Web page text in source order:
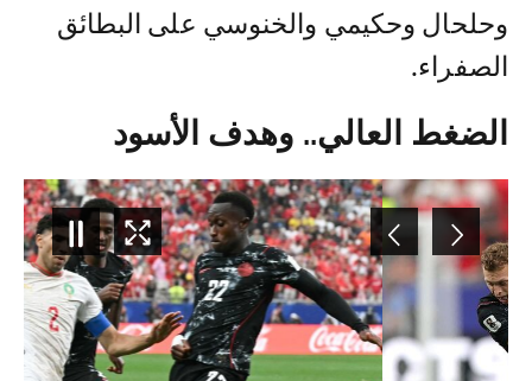
وحلحال وحكيمي والخنوسي على البطائق
الصفراء.
الضغط العالي.. وهدف الأسود